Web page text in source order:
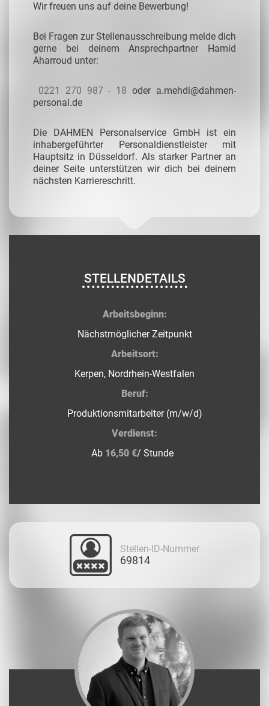
Wir freuen uns auf deine Bewerbung!
Bei Fragen zur Stellenausschreibung melde dich
gerne bei deinem Ansprechpartner Hamid
Aharroud unter:
0221 270 987 - 18 oder a.mehdi@dahmen-
personal.de
Die DAHMEN Personalservice GmbH ist ein
inhabergeführter Personaldienstleister mit
Hauptsitz in Düsseldorf. Als starker Partner an
deiner Seite unterstützen wir dich bei deinem
nächsten Karriereschritt.
STELLENDETAILS
Arbeitsbeginn:
Nächstmöglicher Zeitpunkt
Arbeitsort:
Kerpen, Nordrhein-Westfalen
Beruf:
Produktionsmitarbeiter (m/w/d)
Verdienst:
Ab 16,50 €/ Stunde
Stellen-ID-Nummer
69814